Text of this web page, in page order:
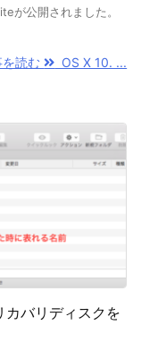
が公開されました。
を読む OS X 10. ...
バリディスクを